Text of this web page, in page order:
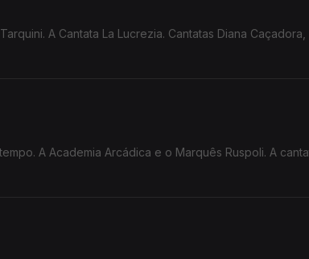
A Cantata La Lucrezia. Cantatas Diana Caçadora,
A Academia Arcádica e o Marquês Ruspoli. A